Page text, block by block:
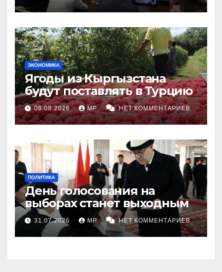
ЭКОНОМИКА
Ягоды из Кыргызстана
будут поставлять в Турцию
06.08.2026 MP НЕТ КОММЕНТАРИЕВ
ПОЛИТИКА
День голосования на
выборах станет выходным
31.07.2026 MP НЕТ КОММЕНТАРИЕВ